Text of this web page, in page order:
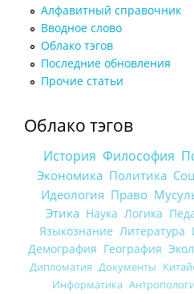
Алфавитный справочник
Вводное слово
Облако тэгов
Последние обновления
Прочие статьи
Облако тэгов
История Философия
Экономика Политика
Идеология Право
Этика Наука Логика
Языкознание Литература
Демография География
Дипломатия Документы
Информатика